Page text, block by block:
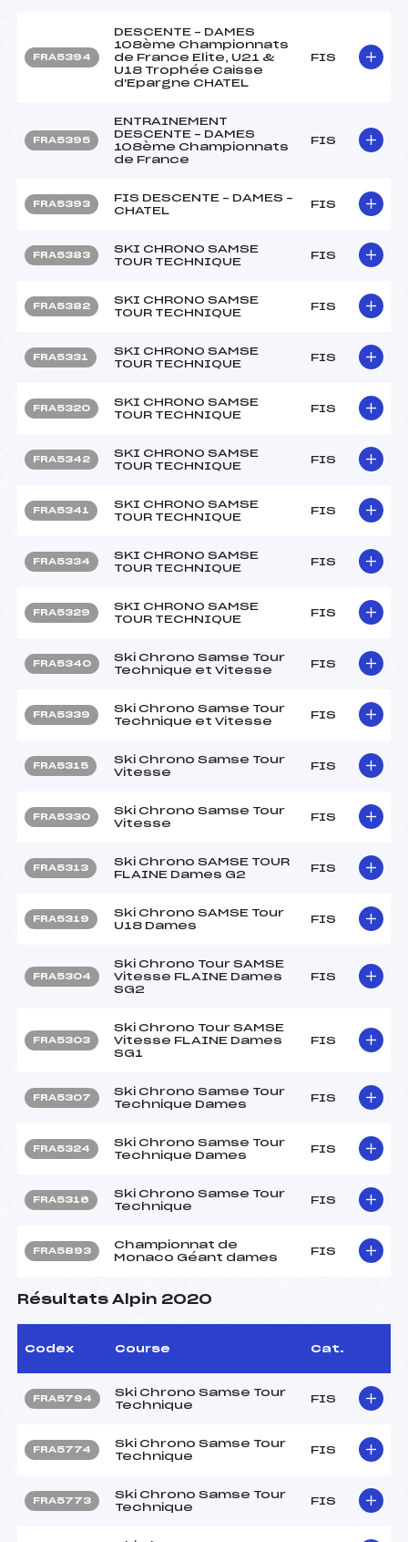
FRA5394
DESCENTE – DAMES
108ème Championnats
de France Elite, U21 &
U18 Trophée Caisse
d'Epargne CHATEL
FIS
FRA5395
ENTRAINEMENT
DESCENTE – DAMES
108ème Championnats
de France
FIS
FRA5393
FIS DESCENTE – DAMES –
CHATEL
FIS
FRA5383
SKI CHRONO SAMSE
TOUR TECHNIQUE
FIS
FRA5382
SKI CHRONO SAMSE
TOUR TECHNIQUE
FIS
FRA5331
SKI CHRONO SAMSE
TOUR TECHNIQUE
FIS
FRA5320
SKI CHRONO SAMSE
TOUR TECHNIQUE
FIS
FRA5342
SKI CHRONO SAMSE
TOUR TECHNIQUE
FIS
FRA5341
SKI CHRONO SAMSE
TOUR TECHNIQUE
FIS
FRA5334
SKI CHRONO SAMSE
TOUR TECHNIQUE
FIS
FRA5329
SKI CHRONO SAMSE
TOUR TECHNIQUE
FIS
FRA5340
Ski Chrono Samse Tour
Technique et Vitesse
FIS
FRA5339
Ski Chrono Samse Tour
Technique et Vitesse
FIS
FRA5315
Ski Chrono Samse Tour
Vitesse
FIS
FRA5330
Ski Chrono Samse Tour
Vitesse
FIS
FRA5313
Ski Chrono SAMSE TOUR
FLAINE Dames G2
FIS
FRA5319
Ski Chrono SAMSE Tour
U18 Dames
FIS
FRA5304
Ski Chrono Tour SAMSE
Vitesse FLAINE Dames
SG2
FIS
FRA5303
Ski Chrono Tour SAMSE
Vitesse FLAINE Dames
SG1
FIS
FRA5307
Ski Chrono Samse Tour
Technique Dames
FIS
FRA5324
Ski Chrono Samse Tour
Technique Dames
FIS
FRA5316
Ski Chrono Samse Tour
Technique
FIS
FRA5893
Championnat de
Monaco Géant dames
FIS
Résultats Alpin 2020
Codex Course Cat.
FRA5794
Ski Chrono Samse Tour
Technique
FIS
FRA5774
Ski Chrono Samse Tour
Technique
FIS
FRA5773
Ski Chrono Samse Tour
Technique
FIS